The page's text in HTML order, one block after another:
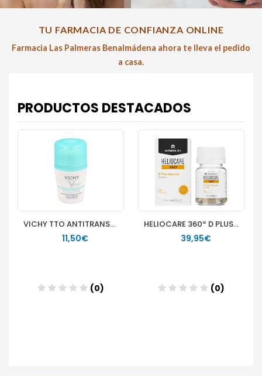
TU FARMACIA DE CONFIANZA ONLINE
Farmacia Las Palmeras Benalmádena ahora te lleva el pedido
a casa.